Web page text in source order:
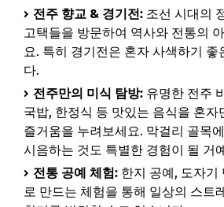
전주 향교 & 경기전: 조선 시대의
고택들을 방문하여 역사와 전통의
요. 특히 경기전은 혼자 사색하기 좋
다.
전주만의 미식 탐방: 유명한 전주
국밥, 한정식 등 맛있는 음식을 혼자
즐거움을 누려보세요. 막걸리 골목
시음하는 것도 특별한 경험이 될 거
전통 공예 체험: 한지 공예, 도자기
로 만드는 체험을 통해 일상의 스트